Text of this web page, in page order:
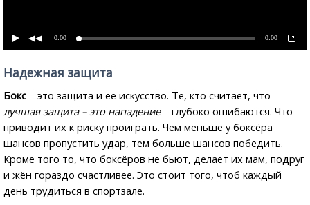
0:00 0:00
Надежная защита
Бокс – это защита и ее искусство. Те, кто считает, что
лучшая защита – это нападение– глубоко ошибаются. Что
приводит их к риску проиграть. Чем меньше у боксёра
шансов пропустить удар, тем больше шансов победить.
Кроме того то, что боксёров не бьют, делает их мам, подруг
и жён гораздо счастливее. Это стоит того, чтоб каждый
день трудиться в спортзале.